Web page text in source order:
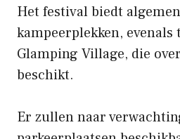
Het festival biedt
kampeerplekken, evenals
Glamping Village, die
beschikt.
Er zullen naar